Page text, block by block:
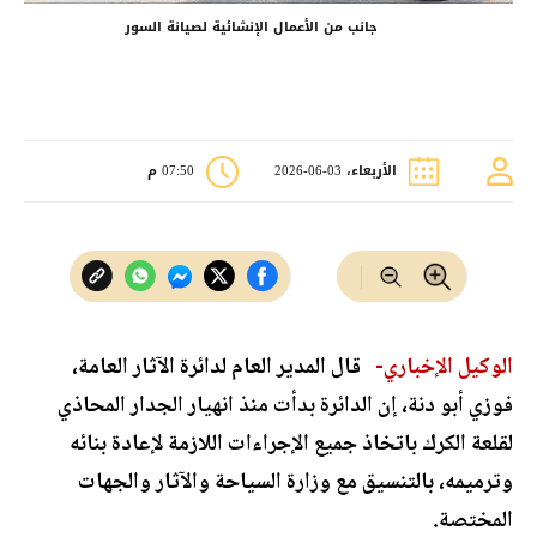
جانب من الأعمال الإنشائية لصيانة السور
الأربعاء، 03-06-2026 07:50 م
الوكيل الإخباري- قال المدير العام لدائرة الآثار العامة،
فوزي أبو دنة، إن الدائرة بدأت منذ انهيار الجدار المحاذي
لقلعة الكرك باتخاذ جميع الإجراءات اللازمة لإعادة بنائه
وترميمه، بالتنسيق مع وزارة السياحة والآثار والجهات
المختصة.